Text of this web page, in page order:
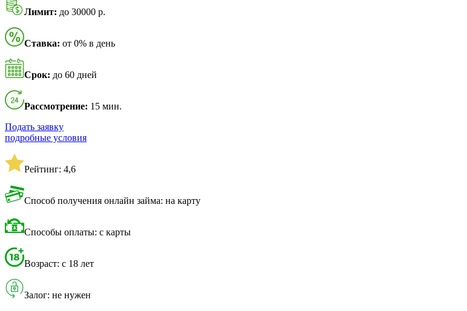
Лимит: до 30000 р.
Ставка: от 0% в день
Срок: до 60 дней
Рассмотрение: 15 мин.
Подать заявку
подробные условия
Рейтинг: 4,6
Способ получения онлайн займа: на карту
Способы оплаты: с карты
Возраст: с 18 лет
Залог: не нужен